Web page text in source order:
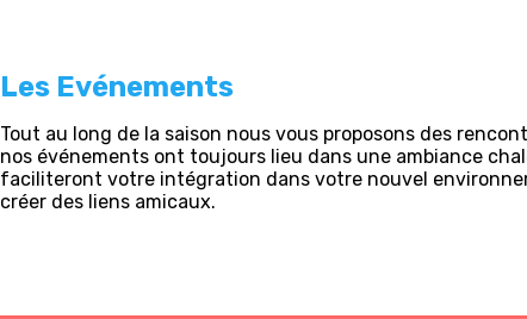
Les Evénements
Tout au long de la saison nous vous proposons des
nos événements ont toujours lieu dans une ambiance
faciliteront votre intégration dans votre nouvel
créer des liens amicaux.